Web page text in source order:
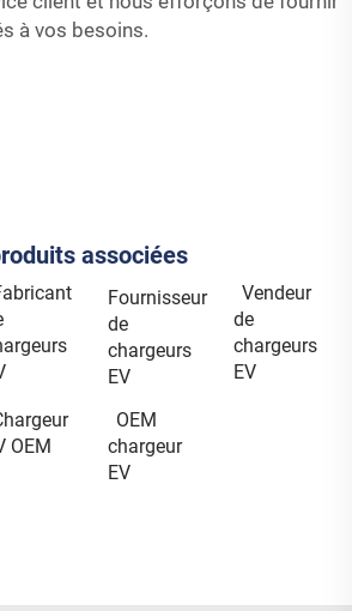
à vos besoins.
associées
Fournisseur
de
chargeurs
EV
Vendeur
de
chargeurs
EV
OEM
OEM
chargeur
EV